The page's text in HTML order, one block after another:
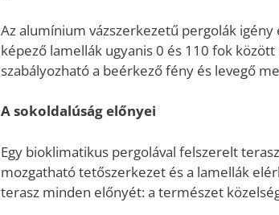
Az alumínium vázszerkezetű pergolák
képező lamellák ugyanis 0 és 110 fok
szabályozható a beérkező fény és levegő
A sokoldalúság előnyei
Egy bioklimatikus pergolával felszerelt
mozgatható tetőszerkezet és a lamellák
terasz minden előnyét: a természet